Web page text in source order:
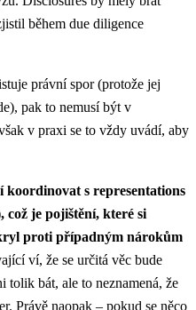
během due diligence
právní spor (protože jej
pak to nemusí být v
v praxi se to vždy uvádí, aby
koordinovat s representations
je pojištění, které si
proti případným nárokům
ví, že se určitá věc bude
tolik bát, ale to neznamená, že
Právě naopak – pokud se něco